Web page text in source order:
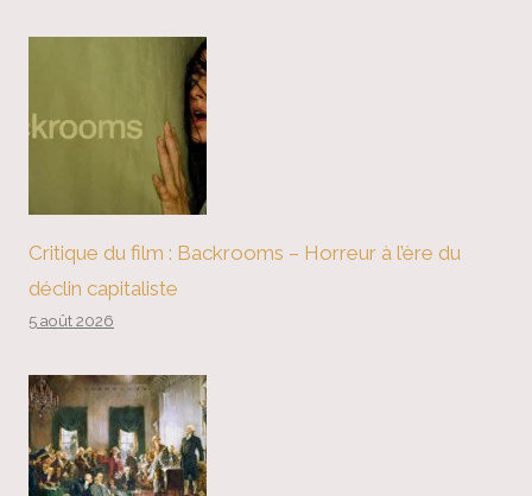
Critique du film : Backrooms – Horreur à l’ère du
déclin capitaliste
5 août 2026